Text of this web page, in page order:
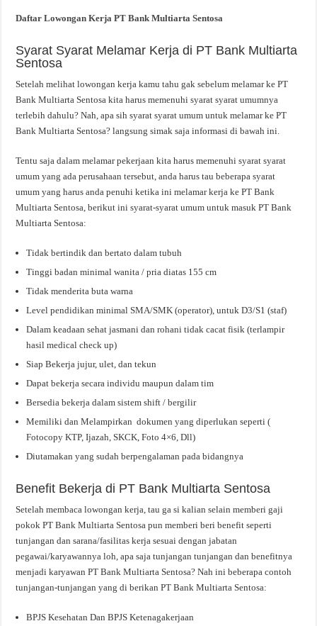
Daftar Lowongan Kerja PT Bank Multiarta Sentosa
Syarat Syarat Melamar Kerja di PT Bank Multiarta
Sentosa
Setelah melihat lowongan kerja kamu tahu gak sebelum melamar ke PT
Bank Multiarta Sentosa kita harus memenuhi syarat syarat umumnya
terlebih dahulu? Nah, apa sih syarat syarat umum untuk melamar ke PT
Bank Multiarta Sentosa? langsung simak saja informasi di bawah ini.
Tentu saja dalam melamar pekerjaan kita harus memenuhi syarat syarat
umum yang ada perusahaan tersebut, anda harus tau beberapa syarat
umum yang harus anda penuhi ketika ini melamar kerja ke PT Bank
Multiarta Sentosa, berikut ini syarat-syarat umum untuk masuk PT Bank
Multiarta Sentosa:
Tidak bertindik dan bertato dalam tubuh
Tinggi badan minimal wanita / pria diatas 155 cm
Tidak menderita buta warna
Level pendidikan minimal SMA/SMK (operator), untuk D3/S1 (staf)
Dalam keadaan sehat jasmani dan rohani tidak cacat fisik (terlampir
hasil medical check up)
Siap Bekerja jujur, ulet, dan tekun
Dapat bekerja secara individu maupun dalam tim
Bersedia bekerja dalam sistem shift / bergilir
Memiliki dan Melampirkan dokumen yang diperlukan seperti (
Fotocopy KTP, Ijazah, SKCK, Foto 4×6, Dll)
Diutamakan yang sudah berpengalaman pada bidangnya
Benefit Bekerja di PT Bank Multiarta Sentosa
Setelah membaca lowongan kerja, tau ga si kalian selain memberi gaji
pokok PT Bank Multiarta Sentosa pun memberi beri benefit seperti
tunjangan dan sarana/fasilitas kerja sesuai dengan jabatan
pegawai/karyawannya loh, apa saja tunjangan tunjangan dan benefitnya
menjadi karyawan PT Bank Multiarta Sentosa? Nah ini beberapa contoh
tunjangan-tunjangan yang di berikan PT Bank Multiarta Sentosa:
BPJS Kesehatan Dan BPJS Ketenagakerjaan